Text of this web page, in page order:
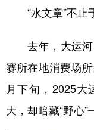
“水文章”不止
去年，大运河·
赛所在地消费场
月下旬，2025大
大，却暗藏“野心